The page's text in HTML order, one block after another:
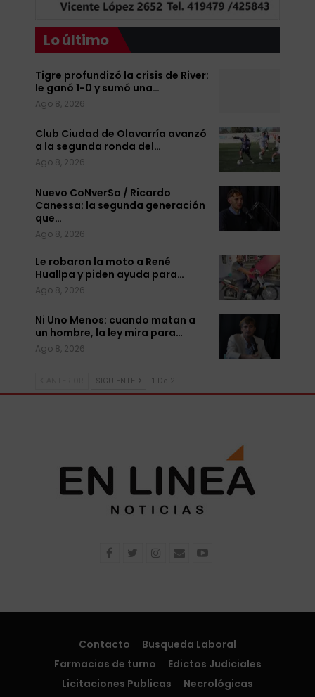
Lo último
Tigre profundizó la crisis de River:
le ganó 1-0 y sumó una…
Ago 8, 2026
Club Ciudad de Olavarría avanzó
a la segunda ronda del…
Ago 8, 2026
Nuevo CoNverSo / Ricardo
Canessa: la segunda generación
que…
Ago 8, 2026
Le robaron la moto a René
Huallpa y piden ayuda para…
Ago 8, 2026
Ni Uno Menos: cuando matan a
un hombre, la ley mira para…
Ago 8, 2026
SIGUIENTE 1 De 2
Contacto
Busqueda Laboral
Farmacias de turno
Edictos Judiciales
Licitaciones Publicas
Necrológicas